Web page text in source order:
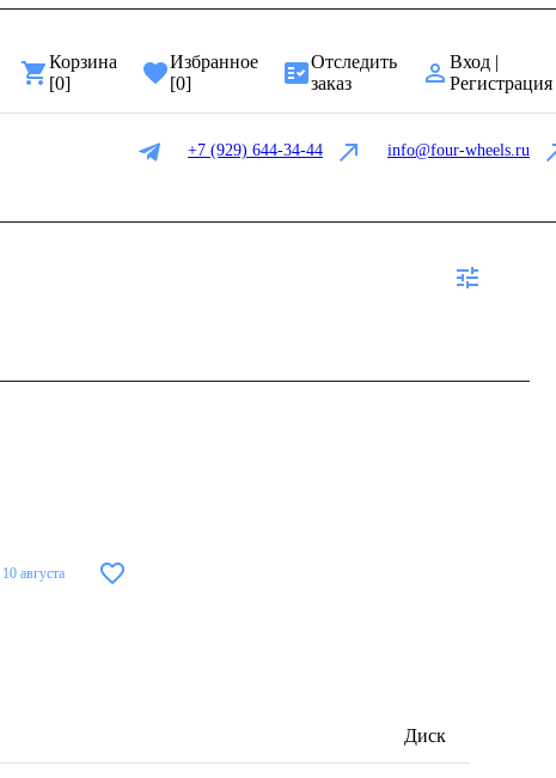
Корзина
[0]
Избранное
[0]
Отследить
заказ
Вход |
Регистрация
+7 (929) 644-34-44 info@four-wheels.ru
10 августа
Диск